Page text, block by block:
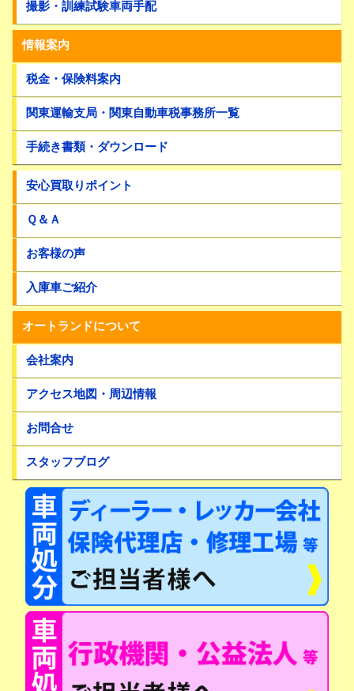
撮影・訓練試験車両手配
情報案内
税金・保険料案内
関東運輸支局・関東自動車税事務所一覧
手続き書類・ダウンロード
安心買取りポイント
Ｑ＆Ａ
お客様の声
入庫車ご紹介
オートランドについて
会社案内
アクセス地図・周辺情報
お問合せ
スタッフブログ